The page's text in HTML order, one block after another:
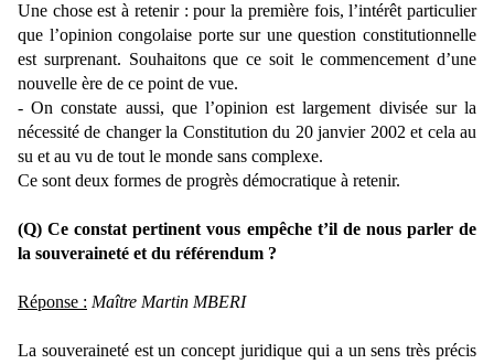
Une chose est à retenir : pour la première fois, l’intérêt particulier
que l’opinion congolaise porte sur une question constitutionnelle
est surprenant. Souhaitons que ce soit le commencement d’une
nouvelle ère de ce point de vue.
- On constate aussi, que l’opinion est largement divisée sur la
nécessité de changer la Constitution du 20 janvier 2002 et cela au
su et au vu de tout le monde sans complexe.
Ce sont deux formes de progrès démocratique à retenir.
(Q) Ce constat pertinent vous empêche t’il de nous parler de
la souveraineté et du référendum ?
Réponse : Maître Martin MBERI
La souveraineté est un concept juridique qui a un sens très précis